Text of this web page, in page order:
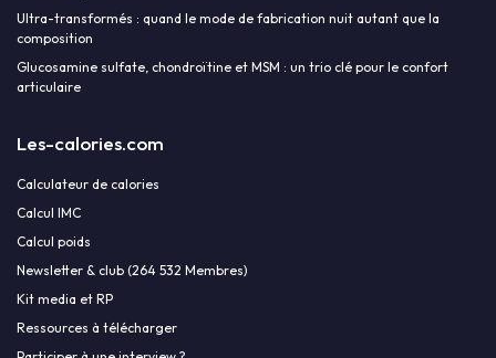
Ultra-transformés : quand le mode de fabrication nuit autant que la
composition
Glucosamine sulfate, chondroïtine et MSM : un trio clé pour le confort
articulaire
Les-calories.com
Calculateur de calories
Calcul IMC
Calcul poids
Newsletter & club (264 532 Membres)
Kit media et RP
Ressources à télécharger